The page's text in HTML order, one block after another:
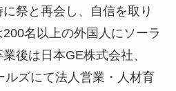
祭と再会し、自信を取り
名以上の外国人にソーラ
後は日本GE株式会社、
ルズにて法人営業・人材育